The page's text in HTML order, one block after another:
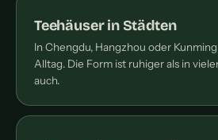
Teehäuser in Städten
In Chengdu, Hangzhou oder
Alltag. Die Form ist ruhiger als in
auch.